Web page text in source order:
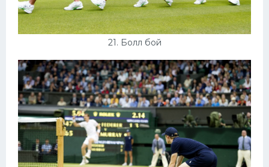
21. Болл бой